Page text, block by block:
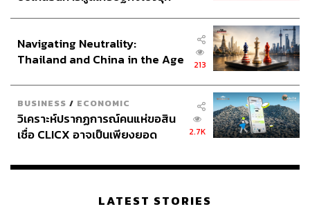
Navigating Neutrality:
Thailand and China in the Age
213
BUSINESS / ECONOMIC
วิเคราะห์ปรากฏการณ์คนแห่ขอสิน
เชื่อ CLICX อาจเป็นเพียงยอด
เรือนไทยที่ถูกซุกไว้
2.7K
LATEST STORIES